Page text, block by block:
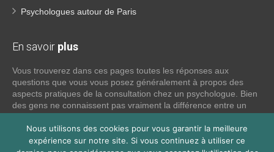
Psychologues autour de Paris
En savoir plus
Vous trouverez dans ces pages toutes les réponses aux
questions que vous vous posez généralement à propos des
aspects pratiques de la consultation chez un psychologue. Bien
des gens ne connaissent pas vraiment la différence entre un
votre cas, voici quelques définitions qui devraient clarifier les
choses, n’hésitez pas à nous contacter:
Nous utilisons des cookies pour vous garantir la meilleure
expérience sur notre site. Si vous continuez à utiliser ce